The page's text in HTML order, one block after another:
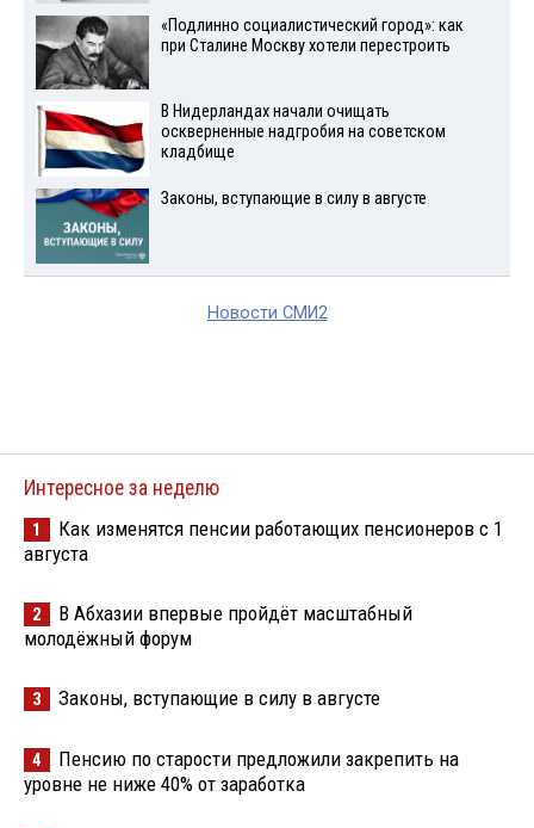
«Подлинно социалистический город»: как
при Сталине Москву хотели перестроить
В Нидерландах начали очищать
оскверненные надгробия на советском
кладбище
Законы, вступающие в силу в августе
Новости СМИ2
Интересное за неделю
1
Как изменятся пенсии работающих пенсионеров с 1
августа
2
В Абхазии впервые пройдёт масштабный
молодёжный форум
3 Законы, вступающие в силу в августе
4
Пенсию по старости предложили закрепить на
уровне не ниже 40% от заработка